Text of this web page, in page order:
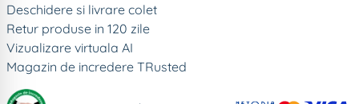
Deschidere si livrare colet
Retur produse in 120 zile
Vizualizare virtuala AI
Magazin de incredere TRusted